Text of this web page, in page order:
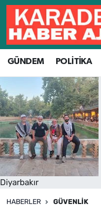
GÜNDEM POLİTİKA
Diyarbakır
HABERLER GÜVENLIK
Hava Durumu
Trafik Durumu
Süper Lig Puan
Tüm Manşetler
Son Dakika
Haber Arşivi